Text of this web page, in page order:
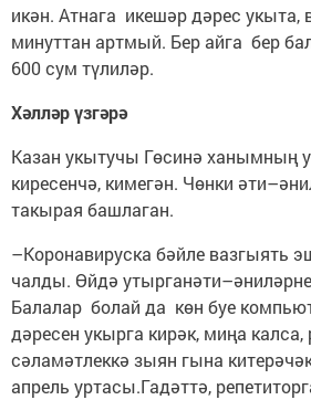
икән. Атнага икешәр дәрес укыта,
минуттан артмый. Бер айга бер
600 сум түлиләр.
Хәлләр үзгәрә
Казан укытучы Гөсинә ханымның
киресенчә, кимегән. Чөнки
такырая башлаган.
–Коронавируска бәйле вазгыять
чалды. Өйдә
Балалар болай да көн буе
дәресен укырга кирәк, миңа калса,
сәламәтлеккә зыян гына
апрель уртасы.Гадәттә,